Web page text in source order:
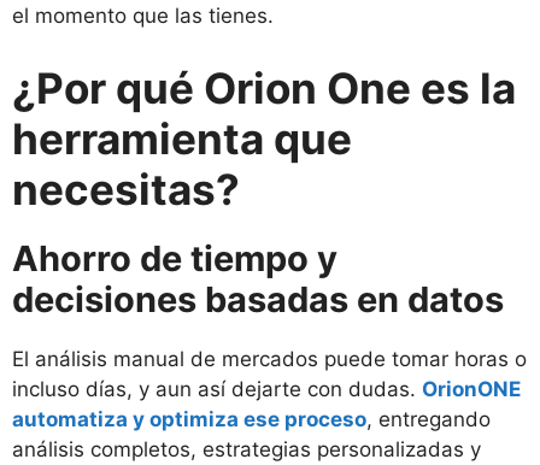
el momento que las tienes.
¿Por qué Orion One es la
herramienta que
necesitas?
Ahorro de tiempo y
decisiones basadas en datos
El análisis manual de mercados puede tomar horas o
incluso días, y aun así dejarte con dudas. OrionONE
automatiza y optimiza ese proceso, entregando
análisis completos, estrategias personalizadas y